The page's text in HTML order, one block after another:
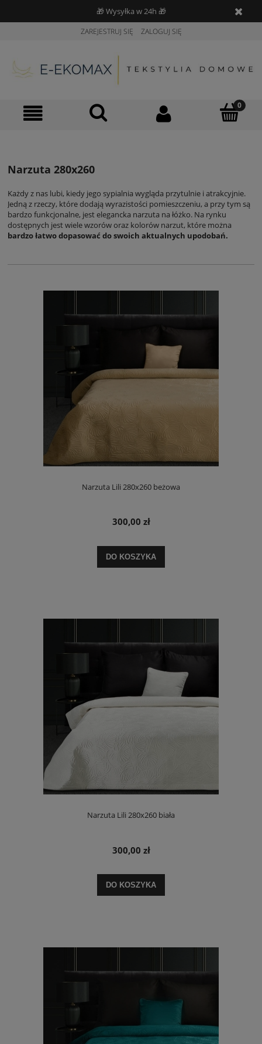
🎁 Wysyłka w 24h 🎁
ZAREJESTRUJ SIĘ ZALOGUJ SIĘ
Narzuta 280x260
Każdy z nas lubi, kiedy jego sypialnia wygląda przytulnie i atrakcyjnie.
Jedną z rzeczy, które dodają wyrazistości pomieszczeniu, a przy tym są
bardzo funkcjonalne, jest elegancka narzuta na łóżko. Na rynku
dostępnych jest wiele wzorów oraz kolorów narzut, które można
bardzo łatwo dopasować do swoich aktualnych upodobań.
Narzuta Lili 280x260 beżowa
300,00 zł
DO KOSZYKA
Narzuta Lili 280x260 biała
300,00 zł
DO KOSZYKA